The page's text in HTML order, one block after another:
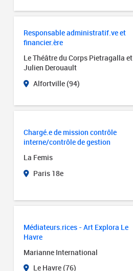
Responsable administratif.ve et
financier.ère
Le Théâtre du Corps Pietragalla et
Julien Derouault
Alfortville (94)
Chargé.e de mission contrôle
interne/contrôle de gestion
La Femis
Paris 18e
Médiateurs.rices - Art Explora Le
Havre
Marianne International
Le Havre (76)